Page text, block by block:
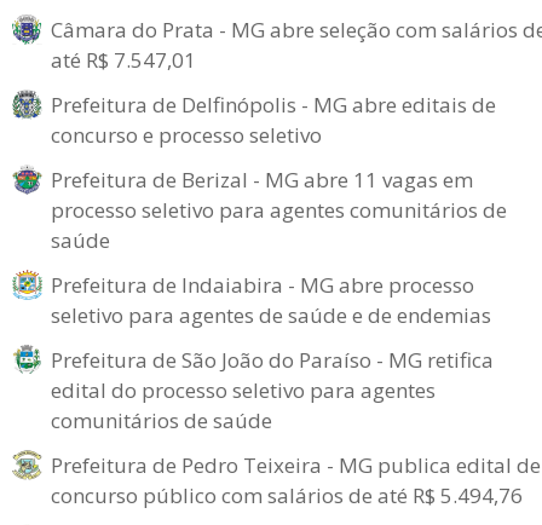
Câmara do Prata - MG abre seleção com salários
até R$ 7.547,01
Prefeitura de Delfinópolis - MG abre editais de
concurso e processo seletivo
Prefeitura de Berizal - MG abre 11 vagas em
processo seletivo para agentes comunitários de
saúde
Prefeitura de Indaiabira - MG abre processo
seletivo para agentes de saúde e de endemias
Prefeitura de São João do Paraíso - MG retifica
edital do processo seletivo para agentes
comunitários de saúde
Prefeitura de Pedro Teixeira - MG publica edital de
concurso público com salários de até R$ 5.494,76